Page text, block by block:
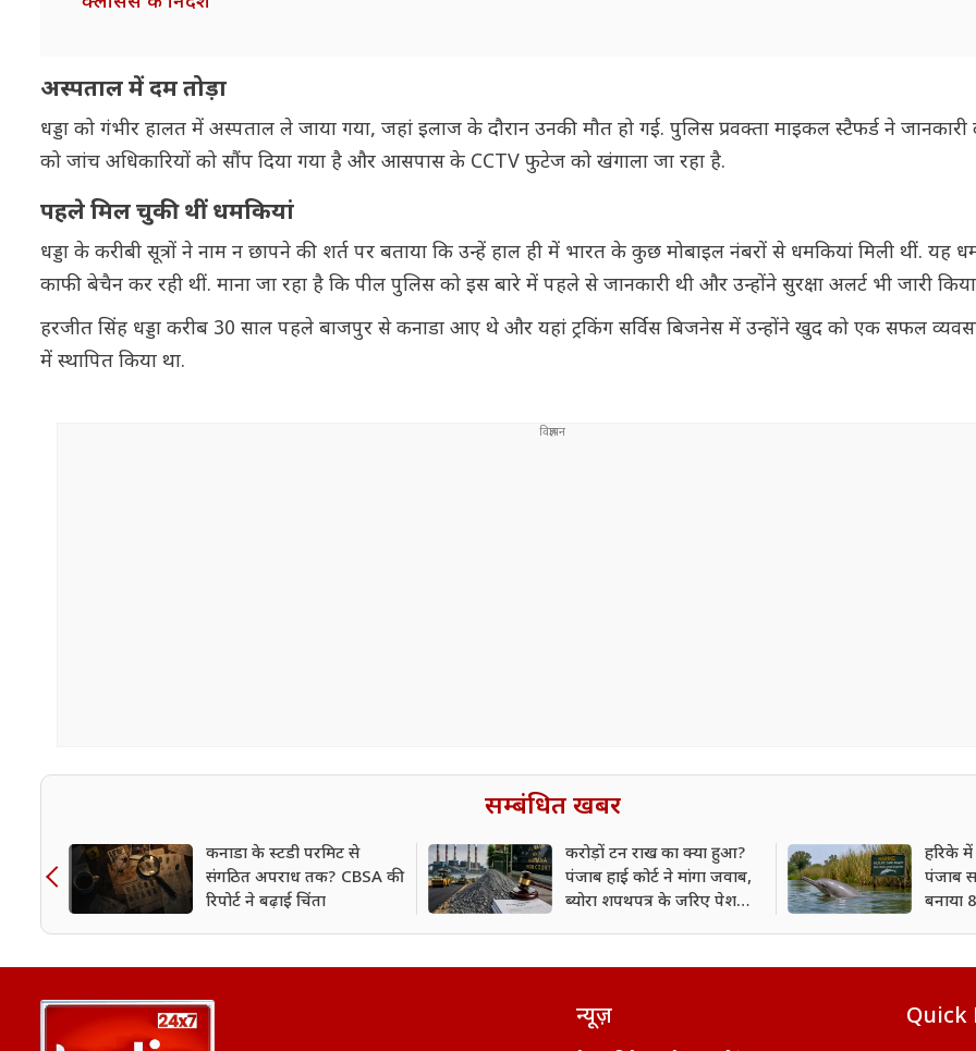
अस्पताल में दम तोड़ा
धड्डा को गंभीर हालत में अस्पताल ले जाया गया, जहां इलाज के दौरान उनकी मौत हो गई. पुलिस प्रवक्ता माइकल स्टैफर्ड ने
को जांच अधिकारियों को सौंप दिया गया है और आसपास के CCTV फुटेज को खंगाला जा रहा है.
पहले मिल चुकी थीं धमकियां
धड्डा के करीबी सूत्रों ने नाम न छापने की शर्त पर बताया कि उन्हें हाल ही में भारत के कुछ मोबाइल नंबरों से धमकियां मिली थीं. यह
काफी बेचैन कर रही थीं. माना जा रहा है कि पील पुलिस को इस बारे में पहले से जानकारी थी और उन्होंने सुरक्षा अलर्ट भी जारी
हरजीत सिंह धड्डा करीब 30 साल पहले बाजपुर से कनाडा आए थे और यहां ट्रकिंग सर्विस बिजनेस में उन्होंने खुद को एक सफल
में स्थापित किया था.
सम्बंधित खबर
कनाडा के स्टडी परमिट से
संगठित अपराध तक? CBSA की
रिपोर्ट ने बढ़ाई चिंता
करोड़ों टन राख का क्या हुआ?
पंजाब हाई कोर्ट ने मांगा जवाब,
ब्योरा शपथपत्र के जरिए पेश
हरिके में
पंजाब
बनाया
न्यूज़ Quick